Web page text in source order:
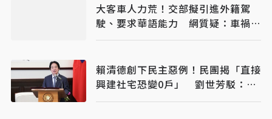
大客車人力荒！交部擬引進外籍駕
駛、要求華語能力 網質疑：車禍發
生誰處理
賴清德創下民主惡例！民團揭「直接
興建社宅恐變0戶」 劉世芳駁：以
偏概全